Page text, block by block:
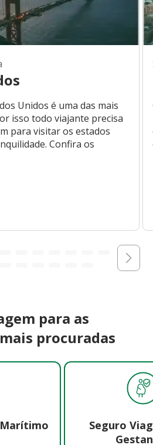
Unidos é uma das mais
isso todo viajante precisa
para visitar os estados
Confira os
para as
procuradas
Seguro